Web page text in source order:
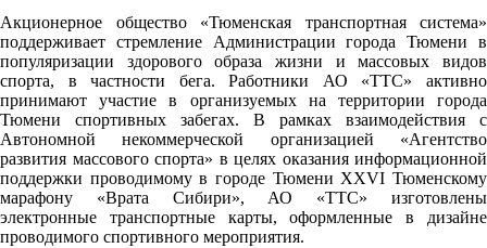
Акционерное общество «Тюменская транспортная система»
поддерживает стремление Администрации города Тюмени в
популяризации здорового образа жизни и массовых видов
спорта, в частности бега. Работники АО «ТТС» активно
принимают участие в организуемых на территории города
Тюмени спортивных забегах. В рамках взаимодействия с
Автономной некоммерческой организацией «Агентство
развития массового спорта» в целях оказания информационной
поддержки проводимому в городе Тюмени XXVI Тюменскому
марафону «Врата Сибири», АО «ТТС» изготовлены
электронные транспортные карты, оформленные в дизайне
проводимого спортивного мероприятия.